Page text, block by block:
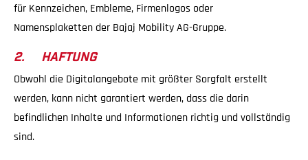
für Kennzeichen, Embleme, Firmenlogos oder
Namensplaketten der Bajaj Mobility AG-Gruppe.
2. HAFTUNG
Obwohl die Digitalangebote mit größter Sorgfalt erstellt
werden, kann nicht garantiert werden, dass die darin
befindlichen Inhalte und Informationen richtig und vollständig
sind.